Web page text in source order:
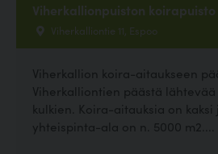
Viherkallionpuiston koirapuisto
Viherkalliontie 11, Espoo
Viherkallion koira-aitaukseen
Viherkalliontien päästä
kulkien. Koira-aitauksia on
yhteispinta-ala on n. 5000 m2....